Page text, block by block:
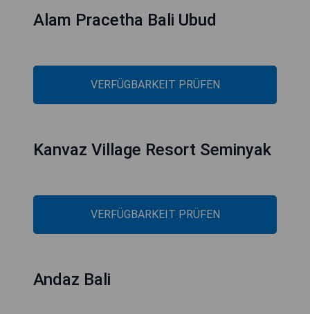
Alam Pracetha Bali Ubud
VERFÜGBARKEIT PRÜFEN
Kanvaz Village Resort Seminyak
VERFÜGBARKEIT PRÜFEN
Andaz Bali